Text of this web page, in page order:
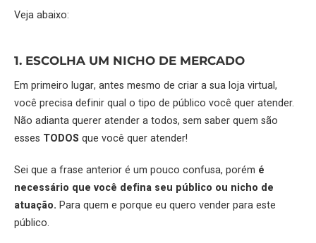
Veja abaixo:
1. ESCOLHA UM NICHO DE MERCADO
Em primeiro lugar, antes mesmo de criar a sua loja virtual,
você precisa definir qual o tipo de público você quer atender.
Não adianta querer atender a todos, sem saber quem são
esses TODOS que você quer atender!
Sei que a frase anterior é um pouco confusa, porém é
necessário que você defina seu público ou nicho de
atuação. Para quem e porque eu quero vender para este
público.